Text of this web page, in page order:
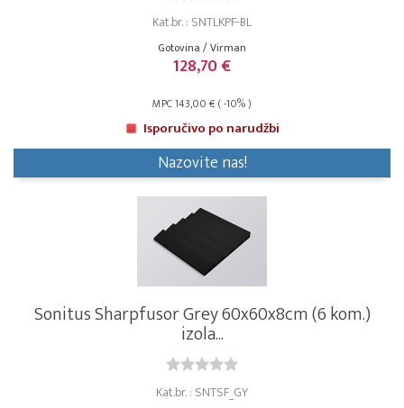
Kat.br. : SNTLKPF-BL
Gotovina / Virman
128,70 €
MPC 143,00 € ( -10% )
Isporučivo po narudžbi
Nazovite nas!
Sonitus Sharpfusor Grey 60x60x8cm (6 kom.)
izola...
Kat.br. : SNTSF_GY